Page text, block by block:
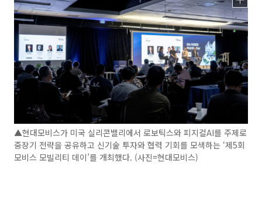
▲현대모비스가 미국 실리콘밸리에서 로보틱스와 피지컬AI를 주제로
중장기 전략을 공유하고 신기술 투자와 협력 기회를 모색하는 ‘제5회
모비스 모빌리티 데이’를 개최했다. (사진=현대모비스)